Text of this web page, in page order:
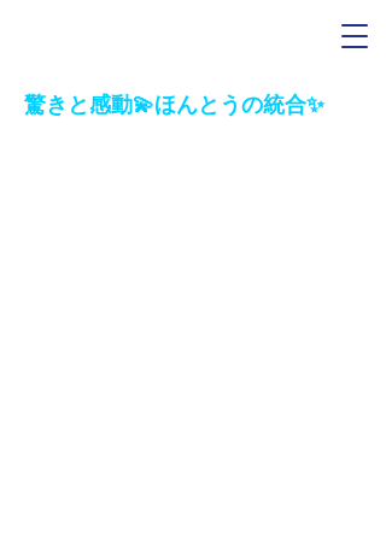
驚きと感動💫ほんとうの統合✨